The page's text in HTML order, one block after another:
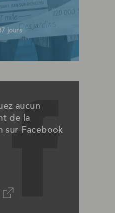
jours
aucun
de la
sur Facebook